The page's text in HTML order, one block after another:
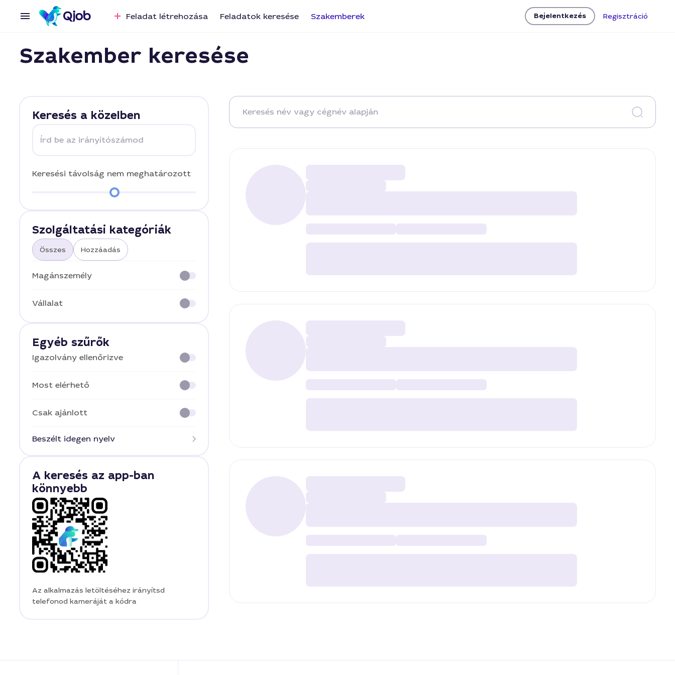
Feladat létrehozása Feladatok keresése Szakemberek Bejelentkezés Regisztráció
Szakember keresése
Keresés a közelben
Írd be az irányítószámod
Keresési távolság nem meghatározott
Szolgáltatási kategóriák
Összes Hozzáadás
Magánszemély
Vállalat
Egyéb szűrők
Igazolvány ellenőrizve
Most elérhető
Csak ajánlott
Beszélt idegen nyelv
A keresés az app-ban
könnyebb
Az alkalmazás letöltéséhez irányítsd
telefonod kameráját a kódra